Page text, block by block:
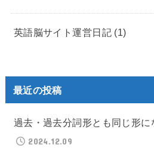
英語脳サイト運営日記 (1)
最近の投稿
過去・過去分詞形とも同じ形に
2024.12.09